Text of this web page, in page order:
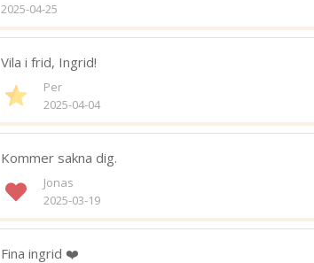
Jag har läst och accepterar villkoren
2025-04-25
Vila i frid, Ingrid!
Per
2025-04-04
Kommer sakna dig.
Jonas
2025-03-19
Fina ingrid ❤️